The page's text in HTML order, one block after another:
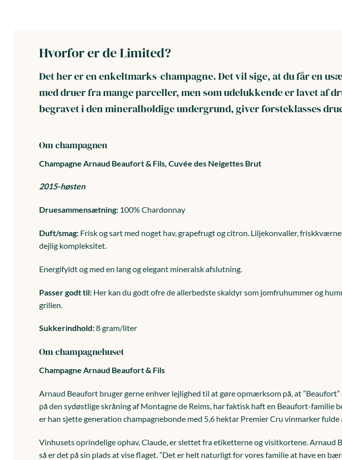
Hvorfor er de Limited?
Det her er en enkeltmarks-champagne. Det vil sige, at du får en
med druer fra mange parceller, men som udelukkende er lavet
begravet i den mineralholdige undergrund, giver førsteklasses
Om champagnen
Champagne Arnaud Beaufort & Fils, Cuvée des Neigettes Brut
2015-høsten
Druesammensætning: 100% Chardonnay
Duft/smag: Frisk og sart med noget hav, grapefrugt og citron. Liljekonvaller,
dejlig kompleksitet.
Energifyldt og med en lang og elegant mineralsk afslutning.
Passer godt til: Her kan du godt ofre de allerbedste skaldyr som jomfruhummer og
grillen.
Sukkerindhold:8 gram/liter
Om champagnehuset
Champagne Arnaud Beaufort & Fils
Arnaud Beaufort bruger gerne enhver lejlighed til at gøre opmærksom på, at
på den sydøstlige skråning af Montagne de Reims, har faktisk haft en Beaufort-familie
er han sjette generation champagnebonde med 5,6 hektar Premier Cru vinmarker
Vinhusets oprindelige ophav, Claude, er slettet fra etiketterne og visitkortene.
så er det på sin plads at vise flaget. ”Det er helt naturligt for vores familie at have en